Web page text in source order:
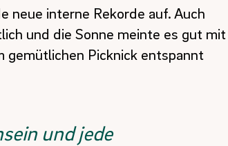
interne Rekorde auf. Auch
und die Sonne meinte es gut mit
gemütlichen Picknick entspannt
und jede